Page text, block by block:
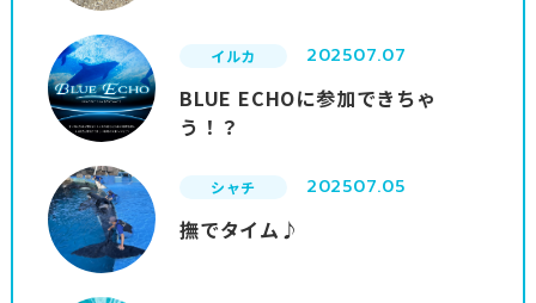
イルカ 202507.07
BLUE ECHOに参加できちゃ
う！？
シャチ 202507.05
撫でタイム♪